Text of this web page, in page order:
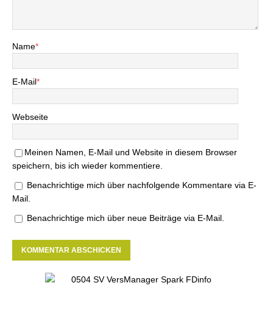
Name*
E-Mail*
Webseite
Meinen Namen, E-Mail und Website in diesem Browser
speichern, bis ich wieder kommentiere.
Benachrichtige mich über nachfolgende Kommentare via E-
Mail.
Benachrichtige mich über neue Beiträge via E-Mail.